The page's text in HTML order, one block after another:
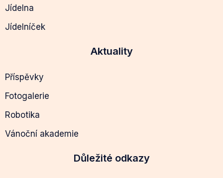
Jídelna
Jídelníček
Aktuality
Příspěvky
Fotogalerie
Robotika
Vánoční akademie
Důležité odkazy